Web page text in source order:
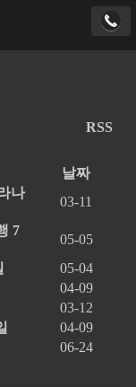
RSS
날짜
나
03-11
7
05-05
05-04
04-09
03-12
04-09
06-24